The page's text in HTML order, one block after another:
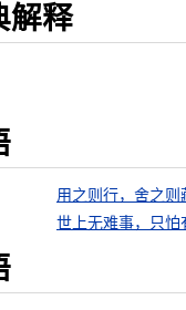
解释
用之则行，舍之则